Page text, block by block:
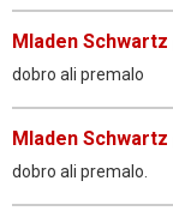
Mladen Schwartz
dobro ali premalo
Mladen Schwartz
dobro ali premalo.